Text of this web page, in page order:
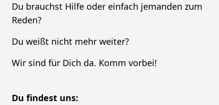
Du brauchst Hilfe oder einfach jemanden zum
Reden?
Du weißt nicht mehr weiter?
Wir sind für Dich da. Komm vorbei!
Du findest uns: